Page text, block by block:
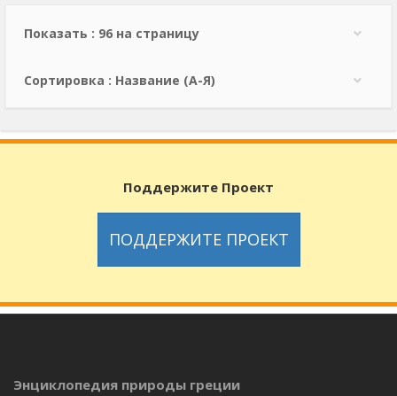
Показать : 96 на страницу
Сортировка : Название (А-Я)
Поддержите Проект
ПОДДЕРЖИТЕ ПРОЕКТ
Энциклопедия природы греции